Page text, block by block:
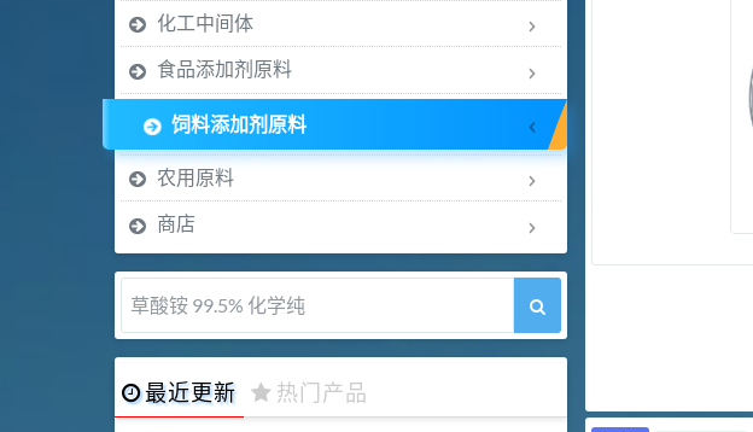
化工中间体
食品添加剂原料
饲料添加剂原料
农用原料
商店
草酸铵 99.5% 化学纯
最近更新 热门产品